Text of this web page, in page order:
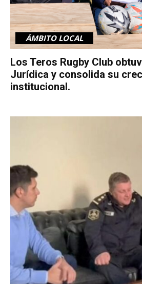
ÁMBITO LOCAL
Los Teros Rugby Club
Jurídica y consolida su
institucional.